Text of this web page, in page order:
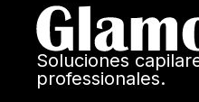
Soluciones
professionales.